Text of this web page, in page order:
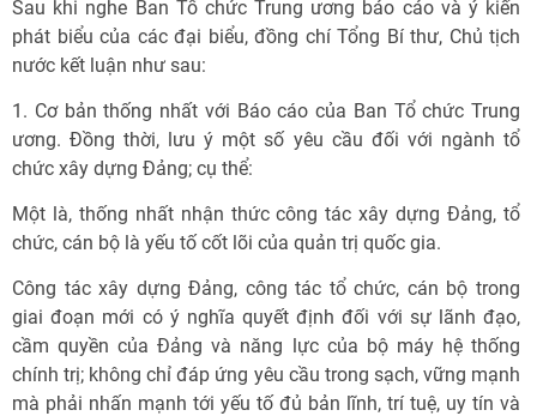
Sau khi nghe Ban Tổ chức Trung ương báo cáo và ý kiến
phát biểu của các đại biểu, đồng chí Tổng Bí thư, Chủ tịch
nước kết luận như sau:
1. Cơ bản thống nhất với Báo cáo của Ban Tổ chức Trung
ương. Đồng thời, lưu ý một số yêu cầu đối với ngành tổ
chức xây dựng Đảng; cụ thể:
Một là, thống nhất nhận thức công tác xây dựng Đảng, tổ
chức, cán bộ là yếu tố cốt lõi của quản trị quốc gia.
Công tác xây dựng Đảng, công tác tổ chức, cán bộ trong
giai đoạn mới có ý nghĩa quyết định đối với sự lãnh đạo,
cầm quyền của Đảng và năng lực của bộ máy hệ thống
chính trị; không chỉ đáp ứng yêu cầu trong sạch, vững mạnh
mà phải nhấn mạnh tới yếu tố đủ bản lĩnh, trí tuệ, uy tín và